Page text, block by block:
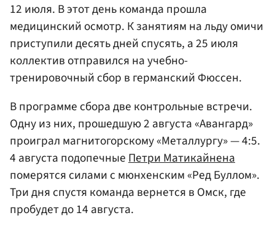
12 июля. В этот день команда прошла
медицинский осмотр. К занятиям на льду омичи
приступили десять дней спусять, а 25 июля
коллектив отправился на учебно-
тренировочный сбор в германский Фюссен.
В программе сбора две контрольные встречи.
Одну из них, прошедшую 2 августа «Авангард»
проиграл магнитогорскому «Металлургу» — 4:5.
4 августа подопечныеПетри Матикайнена
померятся силами с мюнхенским «Ред Буллом».
Три дня спустя команда вернется в Омск, где
пробудет до 14 августа.